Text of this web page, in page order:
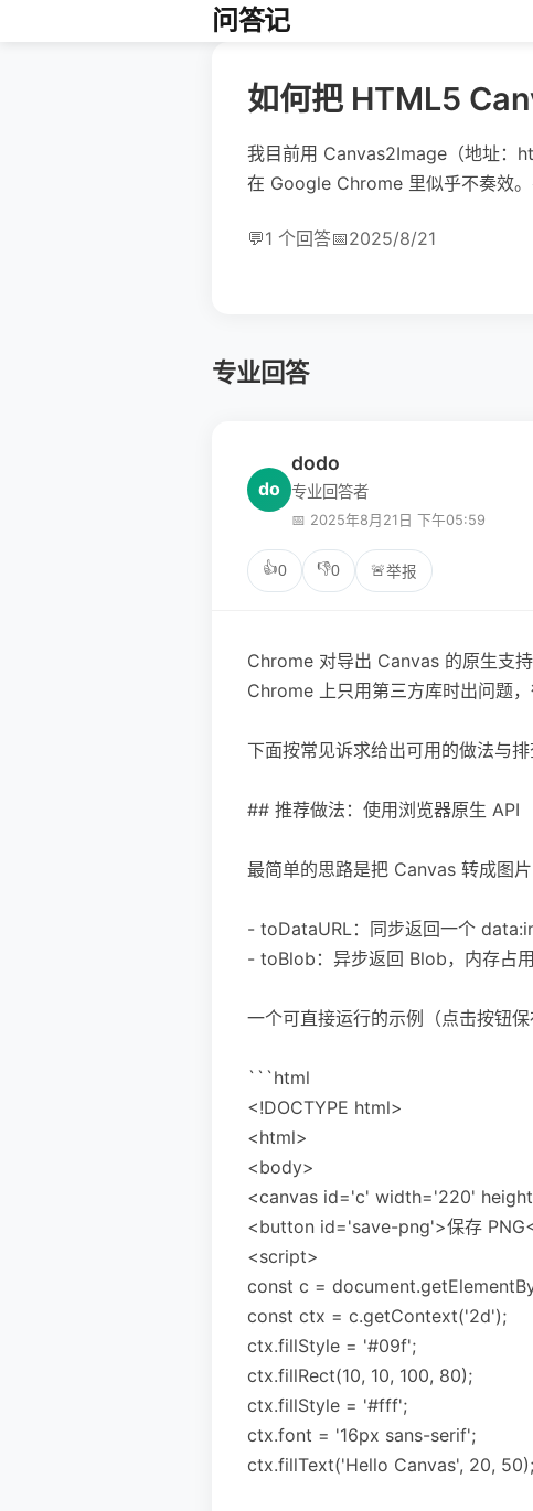
问答记
如何把 HTML5
我目前用 Canvas2Image（地址
在 Google Chrome 里似乎不奏效
💬1 个回答📅2025/8/21
专业回答
do
dodo
专业回答者
📅 2025年8月21日 下午05:59
👍0 👎0 🚨举报
Chrome 对导出 Canvas 的原生支
Chrome 上只用第三方库时出问题
下面按常见诉求给出可用的做法与排
## 推荐做法：使用浏览器原生 API
最简单的思路是把 Canvas 转成图
- toDataURL：同步返回一个
- toBlob：异步返回 Blob，内存占
一个可直接运行的示例（点击按钮保
```html
<!DOCTYPE html>
<html>
<body>
<canvas id='c' width='220'
<button id='save-png'>保存
<script>
const c =
const ctx = c.getContext('2d');
ctx.fillStyle = '#09f';
ctx.fillRect(10, 10, 100, 80);
ctx.fillStyle = '#fff';
ctx.font = '16px sans-serif';
ctx.fillText('Hello Canvas', 20, 50);